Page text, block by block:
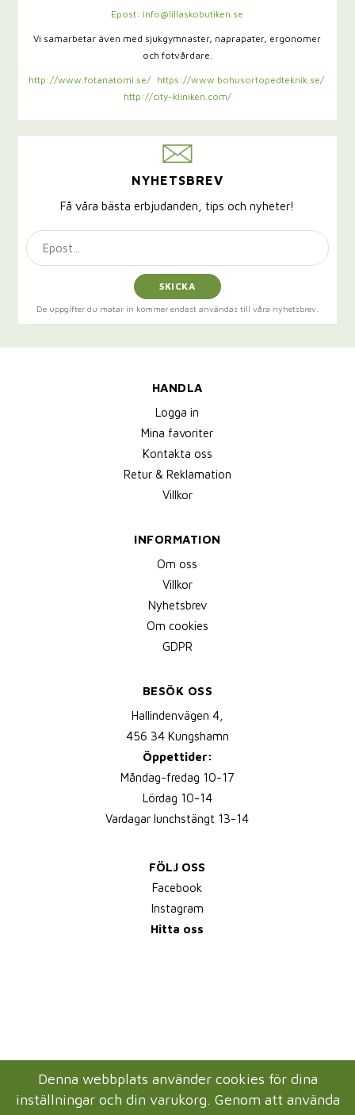
Epost: info@lillaskobutiken.se
Vi samarbetar även med sjukgymnaster, naprapater, ergonomer
och fotvårdare.
http://www.fotanatomi.se/
https://www.bohusortopedteknik.se/
http://city-kliniken.com/
NYHETSBREV
Få våra bästa erbjudanden, tips och nyheter!
SKICKA
De uppgifter du matar in kommer endast användas till våra nyhetsbrev.
HANDLA
Logga in
Mina favoriter
Kontakta oss
Retur & Reklamation
Villkor
INFORMATION
Om oss
Villkor
Nyhetsbrev
Om cookies
GDPR
BESÖK OSS
Hallindenvägen 4,
456 34 Kungshamn
Öppettider:
Måndag-fredag 10-17
Lördag 10-14
Vardagar lunchstängt 13-14
FÖLJ OSS
Facebook
Instagram
Hitta oss
Denna webbplats använder cookies för dina
inställningar och din varukorg. Genom att använda